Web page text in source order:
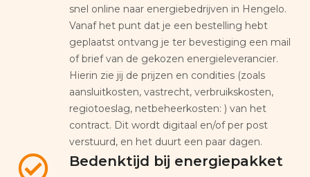
snel online naar energiebedrijven in Hengelo.
Vanaf het punt dat je een bestelling hebt
geplaatst ontvang je ter bevestiging een mail
of brief van de gekozen energieleverancier.
Hierin zie jij de prijzen en condities (zoals
aansluitkosten, vastrecht, verbruikskosten,
regiotoeslag, netbeheerkosten: ) van het
contract. Dit wordt digitaal en/of per post
verstuurd, en het duurt een paar dagen.
Bedenktijd bij energiepakket